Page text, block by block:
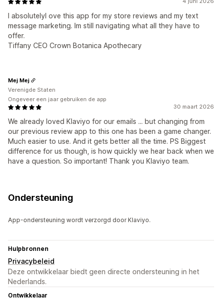
I absolutelyl ove this app for my store reviews and my text
message marketing. Im still navigating what all they have to
offer.
Tiffany CEO Crown Botanica Apothecary
30 maart 2026
We already loved Klaviyo for our emails ... but changing from
our previous review app to this one has been a game changer.
Much easier to use. And it gets better all the time. PS Biggest
difference for us though, is how quickly we hear back when we
have a question. So important! Thank you Klaviyo team.
Mej Mej
Verenigde Staten
Ongeveer een jaar gebruiken de app
Ondersteuning
App-ondersteuning wordt verzorgd door Klaviyo.
Hulpbronnen
Privacybeleid
Deze ontwikkelaar biedt geen directe ondersteuning in het
Nederlands.
Ontwikkelaar